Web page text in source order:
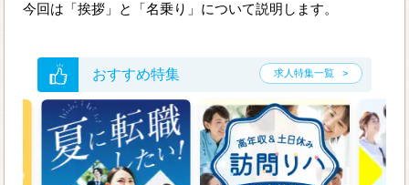
今回は「挨拶」と「名乗り」について説明します。
おすすめ特集 求人特集一覧